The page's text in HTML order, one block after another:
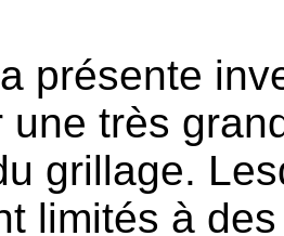
présente
une très
grillage.
limités à